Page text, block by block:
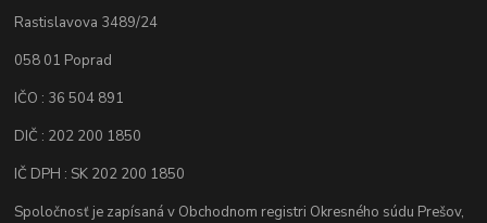
Rastislavova 3489/24
058 01 Poprad
IČO : 36 504 891
DIČ : 202 200 1850
IČ DPH : SK 202 200 1850
Spoločnosť je zapísaná v Obchodnom registri Okresného súdu Prešov,